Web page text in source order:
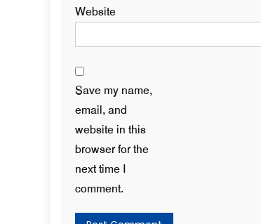
Website
Save my name,
email, and
website in this
browser for the
next time I
comment.